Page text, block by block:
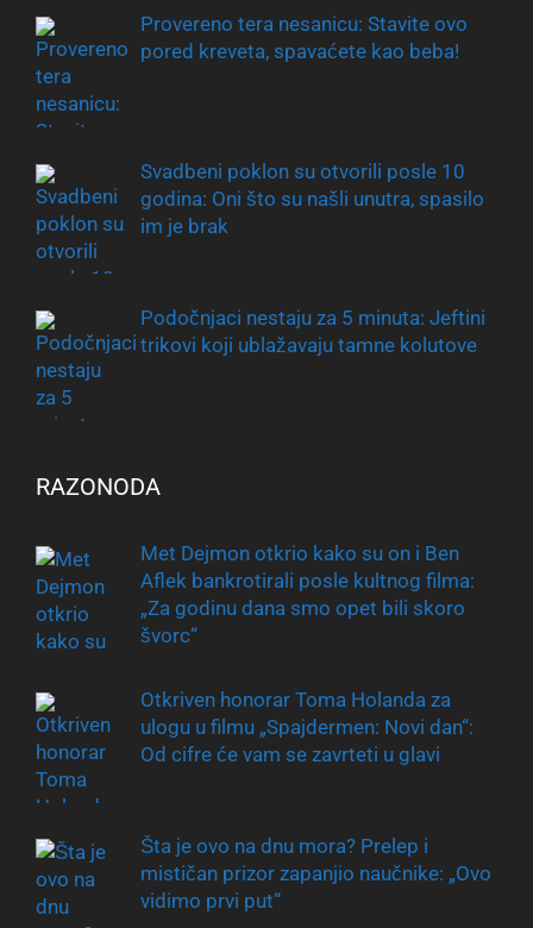
Provereno tera nesanicu: Stavite ovo
pored kreveta, spavaćete kao beba!
Svadbeni poklon su otvorili posle 10
godina: Oni što su našli unutra, spasilo
im je brak
Podočnjaci nestaju za 5 minuta: Jeftini
trikovi koji ublažavaju tamne kolutove
RAZONODA
Met Dejmon otkrio kako su on i Ben
Aflek bankrotirali posle kultnog filma:
„Za godinu dana smo opet bili skoro
švorc“
Otkriven honorar Toma Holanda za
ulogu u filmu „Spajdermen: Novi dan“:
Od cifre će vam se zavrteti u glavi
Šta je ovo na dnu mora? Prelep i
mističan prizor zapanjio naučnike: „Ovo
vidimo prvi put“